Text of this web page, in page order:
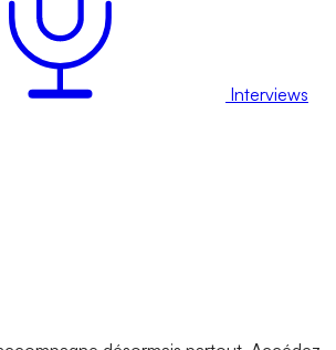
Interviews